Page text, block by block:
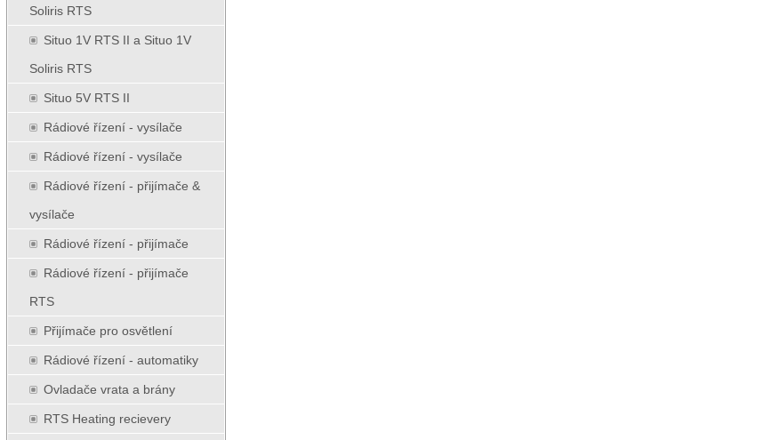
Soliris RTS
Situo 1V RTS II a Situo 1V
Soliris RTS
Situo 5V RTS II
Rádiové řízení - vysílače
Rádiové řízení - vysílače
Rádiové řízení - přijímače &
vysílače
Rádiové řízení - přijímače
Rádiové řízení - přijímače
RTS
Přijímače pro osvětlení
Rádiové řízení - automatiky
Ovladače vrata a brány
RTS Heating recievery